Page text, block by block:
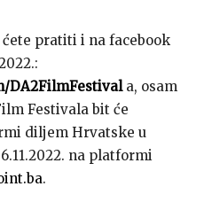
ćete pratiti i na facebook
DA2FilmFestival a, osam
Festivala bit će
diljem Hrvatske u
na platformi
.